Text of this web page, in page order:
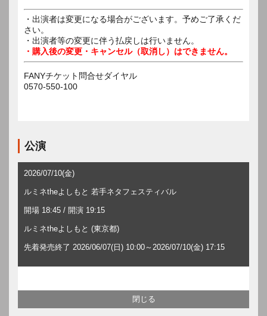
・出演者は変更になる場合がございます。予めご了承くだ
さい。
・出演者等の変更に伴う払戻しは行いません。
・購入後の変更・キャンセル（取消し）はできません。
FANYチケット問合せダイヤル
0570-550-100
公演
2026/07/10(金)
ルミネtheよしもと 若手ネタフェスティバル
開場 18:45 / 開演 19:15
ルミネtheよしもと (東京都)
先着発売終了 2026/06/07(日) 10:00～2026/07/10(金) 17:15